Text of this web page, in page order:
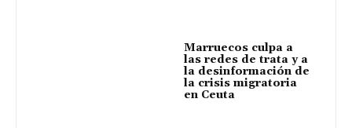
Marruecos culpa a
las redes de trata y a
la desinformación de
la crisis migratoria
en Ceuta